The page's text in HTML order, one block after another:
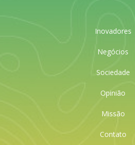
Inovadores
Negócios
Sociedade
Opinião
Missão
Contato